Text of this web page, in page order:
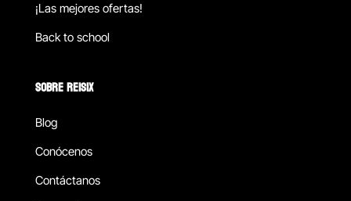
¡Las mejores ofertas!
Back to school
SOBRE REISIX
Blog
Conócenos
Contáctanos